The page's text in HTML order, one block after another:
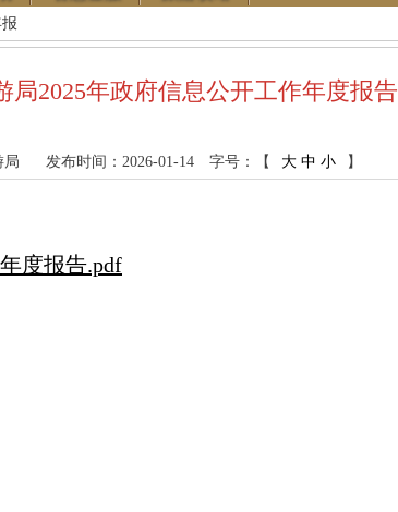
局2025年政府信息公开工作年度报告
局 发布时间：2026-01-14 字号：【 大 中 小 】
度报告.pdf